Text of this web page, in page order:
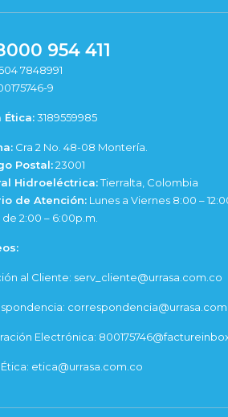
954 411
7848991
9
Ética:3189559985
Cra 2 No. 48-08 Montería.
Postal:23001
Hidroeléctrica:Tierralta, Colombia
de Atención: Lunes a Viernes 8:00 –
de 2:00 – 6:00p.m.
al Cliente: serv_cliente@urrasa.com.co
Electrónica:
etica@urrasa.com.co